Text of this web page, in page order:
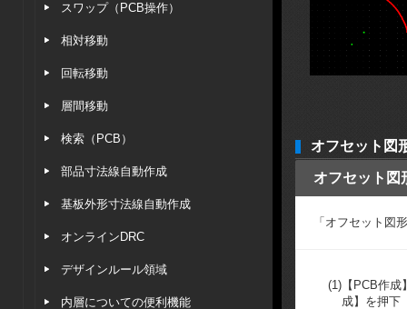
スワップ（PCB操作）
相対移動
回転移動
層間移動
検索（PCB）
部品寸法線自動作成
基板外形寸法線自動作成
オンラインDRC
デザインルール領域
内層についての便利機能
オフセット図
オフセット図
「オフセット図
(1) 【PCB作
成】を押下